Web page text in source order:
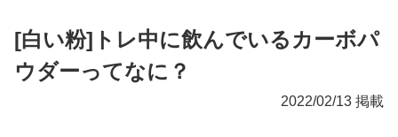
[白い粉]トレ中に飲んでいるカーボパ
ウダーってなに？
2022/02/13 掲載